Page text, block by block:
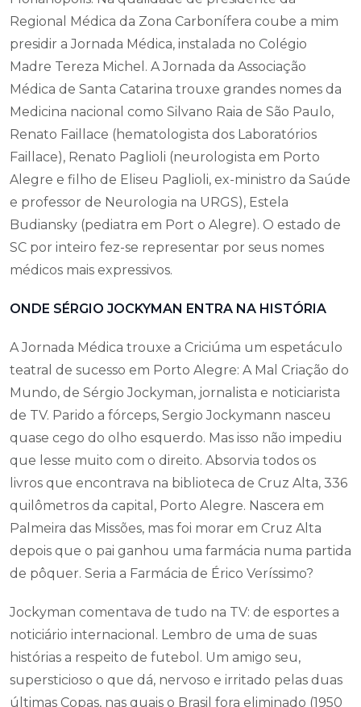
Regional Médica da Zona Carbonífera coube a mim
presidir a Jornada Médica, instalada no Colégio
Madre Tereza Michel. A Jornada da Associação
Médica de Santa Catarina trouxe grandes nomes da
Medicina nacional como Silvano Raia de São Paulo,
Renato Faillace (hematologista dos Laboratórios
Faillace), Renato Paglioli (neurologista em Porto
Alegre e filho de Eliseu Paglioli, ex-ministro da Saúde
e professor de Neurologia na URGS), Estela
Budiansky (pediatra em Port o Alegre). O estado de
SC por inteiro fez-se representar por seus nomes
médicos mais expressivos.
ONDE SÉRGIO JOCKYMAN ENTRA NA HISTÓRIA
A Jornada Médica trouxe a Criciúma um espetáculo
teatral de sucesso em Porto Alegre: A Mal Criação do
Mundo, de Sérgio Jockyman, jornalista e noticiarista
de TV. Parido a fórceps, Sergio Jockymann nasceu
quase cego do olho esquerdo. Mas isso não impediu
que lesse muito com o direito. Absorvia todos os
livros que encontrava na biblioteca de Cruz Alta, 336
quilômetros da capital, Porto Alegre. Nascera em
Palmeira das Missões, mas foi morar em Cruz Alta
depois que o pai ganhou uma farmácia numa partida
de pôquer. Seria a Farmácia de Érico Veríssimo?
Jockyman comentava de tudo na TV: de esportes a
noticiário internacional. Lembro de uma de suas
histórias a respeito de futebol. Um amigo seu,
supersticioso o que dá, nervoso e irritado pelas duas
últimas Copas, nas quais o Brasil fora eliminado (1950